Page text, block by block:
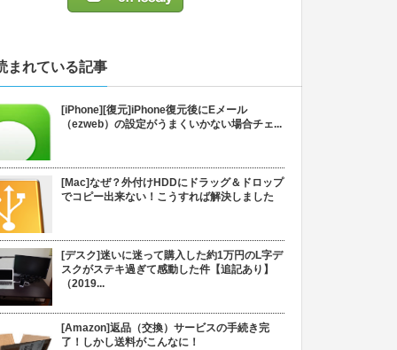
まれている記事
[iPhone][復元]iPhone復元後にEメール
（ezweb）の設定がうまくいかない場合チェ...
[Mac]なぜ？外付けHDDにドラッグ＆ドロップ
でコピー出来ない！こうすれば解決しました
[デスク]迷いに迷って購入した約1万円のL字デ
スクがステキ過ぎて感動した件【追記あり】
（2019...
[Amazon]返品（交換）サービスの手続き完
了！しかし送料がこんなに！